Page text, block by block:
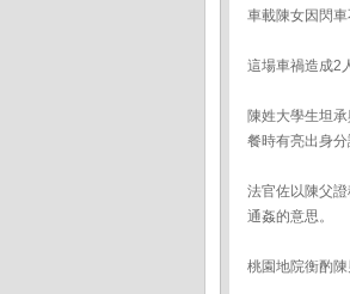
車載陳女因閃
這場車禍造成2
陳姓大學生坦
餐時有亮出身
法官佐以陳父
通姦的意思。
桃園地院衡酌